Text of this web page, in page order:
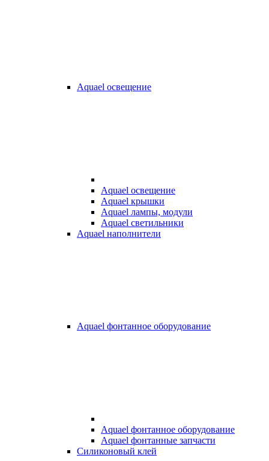
Aquael освещение
Aquael освещение
Aquael крышки
Aquael лампы, модули
Aquael светильники
Aquael наполнители
Aquael фонтанное оборудование
Aquael фонтанное оборудование
Aquael фонтанные запчасти
Силиконовый клей